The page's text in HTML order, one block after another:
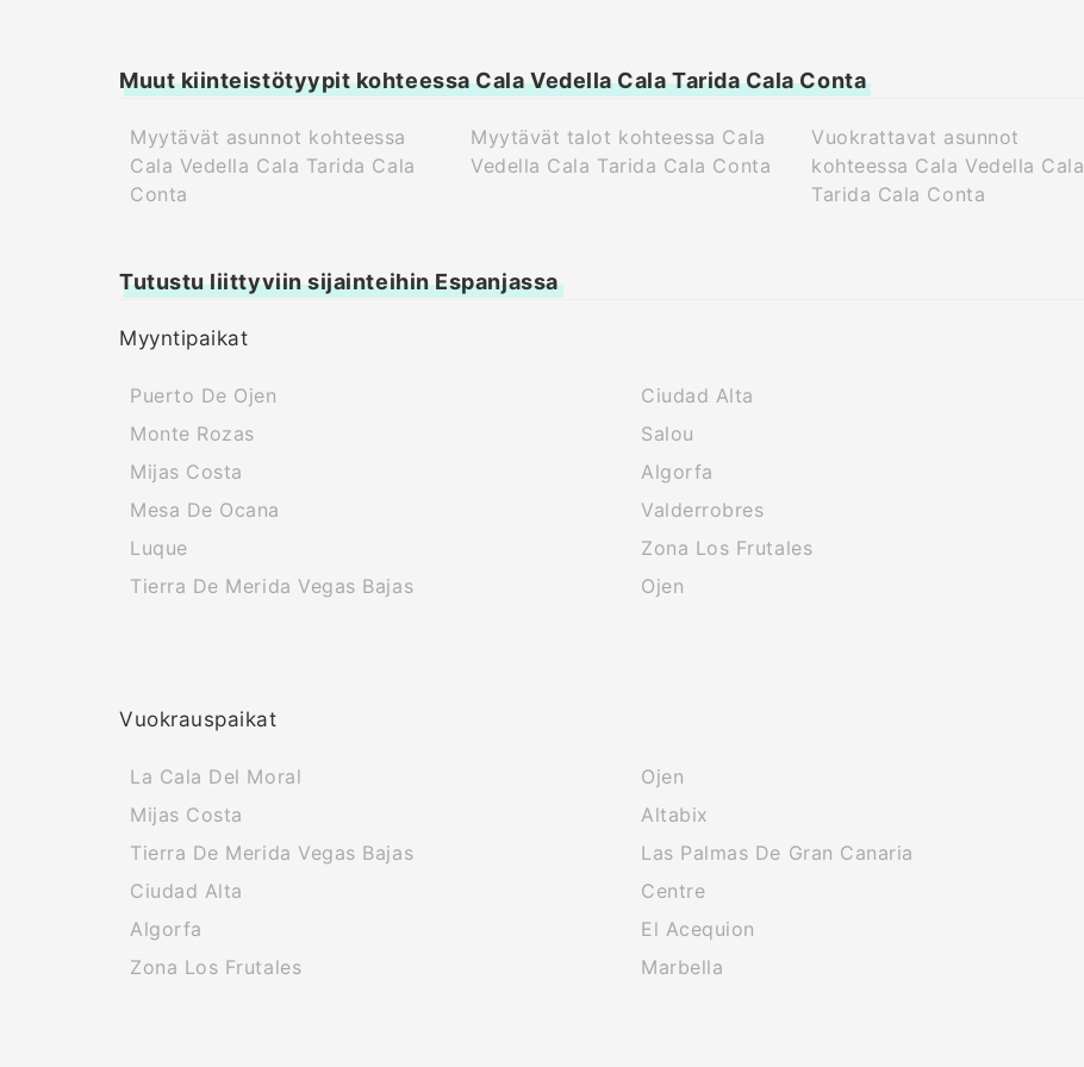
Muut kiinteistötyypit kohteessa Cala Vedella Cala Tarida Cala Conta
Myytävät asunnot kohteessa
Cala Vedella Cala Tarida Cala
Conta
Myytävät talot kohteessa Cala
Vedella Cala Tarida Cala Conta
Vuokrattavat asunnot
kohteessa Cala Vedella Cala
Tarida Cala Conta
Tutustu liittyviin sijainteihin Espanjassa
Myyntipaikat
Puerto De Ojen
Monte Rozas
Mijas Costa
Mesa De Ocana
Luque
Tierra De Merida Vegas Bajas
Ciudad Alta
Salou
Algorfa
Valderrobres
Zona Los Frutales
Ojen
Vuokrauspaikat
La Cala Del Moral
Mijas Costa
Tierra De Merida Vegas Bajas
Ciudad Alta
Algorfa
Zona Los Frutales
Ojen
Altabix
Las Palmas De Gran Canaria
Centre
El Acequion
Marbella